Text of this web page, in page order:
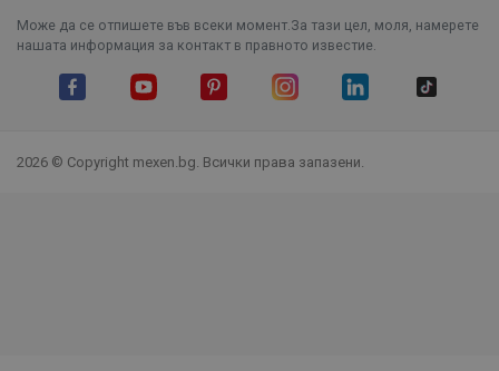
Може да се отпишете във всеки момент.За тази цел, моля, намерете
нашата информация за контакт в правното известие.
2026 © Copyright mexen.bg. Всички права запазени.